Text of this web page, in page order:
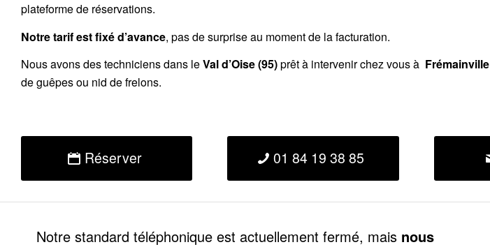
plateforme de réservations.
Notre tarif est fixé d’avance, pas de surprise au moment de la facturation.
Nous avons des techniciens dans leVal d’Oise (95)prêt à intervenir chez vous à Frémainville
de guêpes ou nid de frelons.
Réserver 01 84 19 38 85
Notre standard téléphonique est actuellement fermé, mais nous